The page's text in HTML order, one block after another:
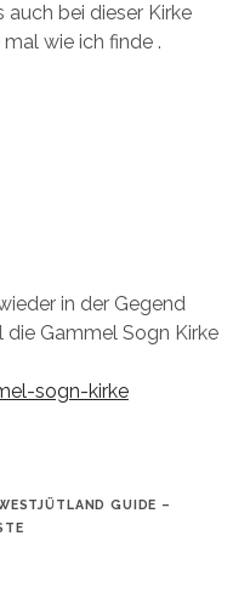
bei dieser Kirke
wie ich finde .
in der Gegend
Gammel Sogn Kirke
sogn-kirke
GUIDE –